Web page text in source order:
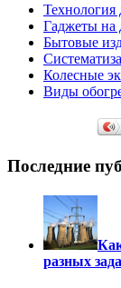
Гаджеты на
Бытовые
Колесные
Виды
Последние
разных